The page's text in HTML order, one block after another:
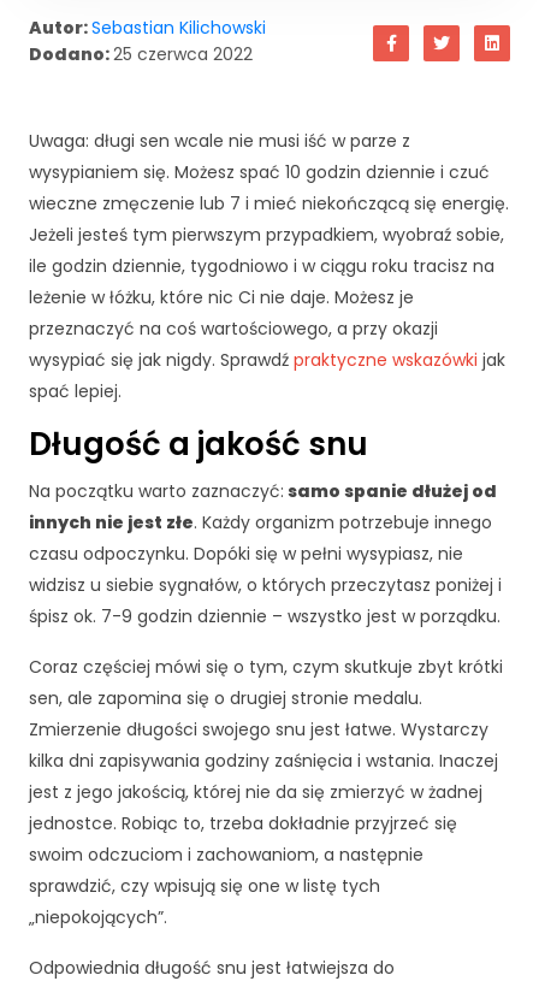
Autor:Sebastian Kilichowski
Dodano:25 czerwca 2022
Uwaga: długi sen wcale nie musi iść w parze z
wysypianiem się. Możesz spać 10 godzin dziennie i czuć
wieczne zmęczenie lub 7 i mieć niekończącą się energię.
Jeżeli jesteś tym pierwszym przypadkiem, wyobraź sobie,
ile godzin dziennie, tygodniowo i w ciągu roku tracisz na
leżenie w łóżku, które nic Ci nie daje. Możesz je
przeznaczyć na coś wartościowego, a przy okazji
wysypiać się jak nigdy. Sprawdź praktyczne wskazówki jak
spać lepiej.
Długość a jakość snu
Na początku warto zaznaczyć: samo spanie dłużej od
innych nie jest złe. Każdy organizm potrzebuje innego
czasu odpoczynku. Dopóki się w pełni wysypiasz, nie
widzisz u siebie sygnałów, o których przeczytasz poniżej i
śpisz ok. 7-9 godzin dziennie – wszystko jest w porządku.
Coraz częściej mówi się o tym, czym skutkuje zbyt krótki
sen, ale zapomina się o drugiej stronie medalu.
Zmierzenie długości swojego snu jest łatwe. Wystarczy
kilka dni zapisywania godziny zaśnięcia i wstania. Inaczej
jest z jego jakością, której nie da się zmierzyć w żadnej
jednostce. Robiąc to, trzeba dokładnie przyjrzeć się
swoim odczuciom i zachowaniom, a następnie
sprawdzić, czy wpisują się one w listę tych
„niepokojących”.
Odpowiednia długość snu jest łatwiejsza do